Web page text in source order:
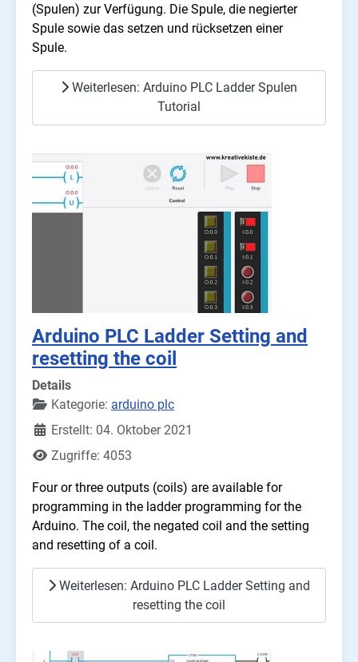
(Spulen) zur Verfügung. Die Spule, die negierter
Spule sowie das setzen und rücksetzen einer
Spule.
Weiterlesen: Arduino PLC Ladder Spulen
Tutorial
Arduino PLC Ladder Setting and
resetting the coil
Details
Kategorie: arduino plc
Erstellt: 04. Oktober 2021
Zugriffe: 4053
Four or three outputs (coils) are available for
programming in the ladder programming for the
Arduino. The coil, the negated coil and the setting
and resetting of a coil.
Weiterlesen: Arduino PLC Ladder Setting and
resetting the coil